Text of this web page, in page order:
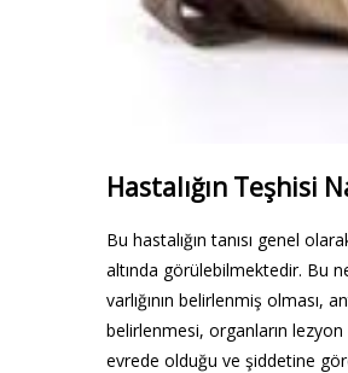
Hastalığın Teşhisi
Bu hastalığın tanısı genel
altında görülebilmektedir. Bu
varlığının belirlenmiş olması,
belirlenmesi, organların
evrede olduğu ve şiddetine